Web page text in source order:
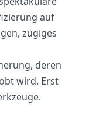
auf
zügiges
deren
wird. Erst